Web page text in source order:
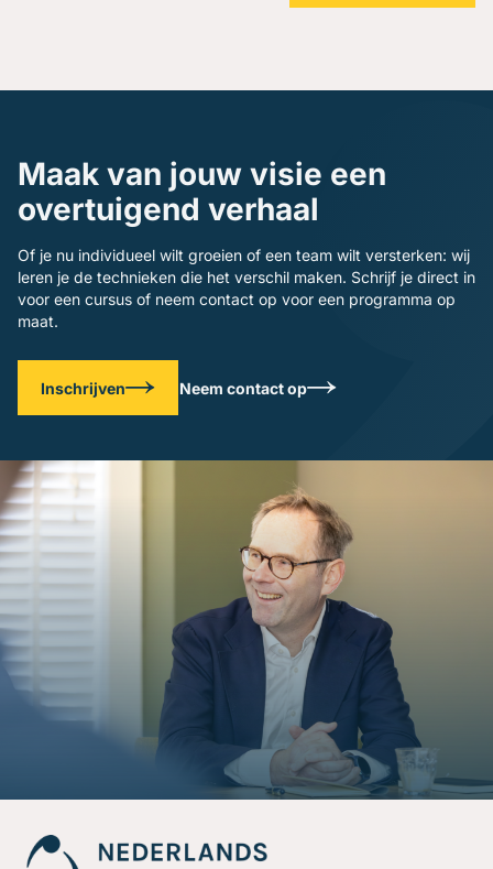
Maak van jouw visie een
overtuigend verhaal
Of je nu individueel wilt groeien of een team wilt versterken: wij
leren je de technieken die het verschil maken. Schrijf je direct in
voor een cursus of neem contact op voor een programma op
maat.
Inschrijven Neem contact op